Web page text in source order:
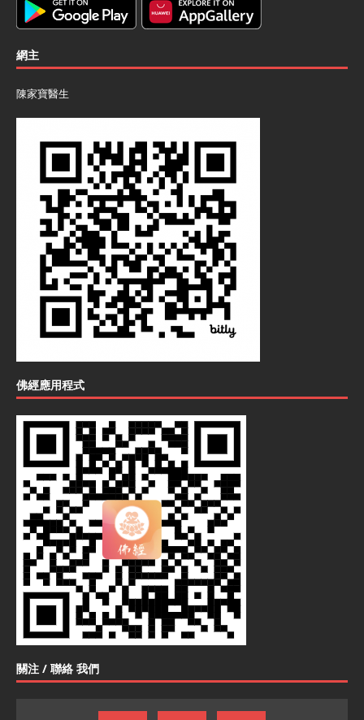
網主
陳家寶醫生
佛經應用程式
關注 / 聯絡 我們